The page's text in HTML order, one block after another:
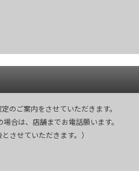
のご案内をさせていただきます。
合は、店舗までお電話願います。
させていただきます。）